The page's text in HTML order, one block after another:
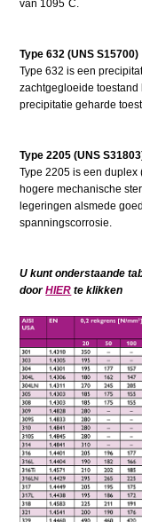
van 1095˚C.
Type 632 (UNS S15700)
Type 632 is een
zachtgegloeide
precipitatie geharde
Type 2205 (UNS
Type 2205 is een duplex
hogere mechanische
legeringen alsmede
spanningscorrosie.
U kunt onderstaande
doorHIER te klikken